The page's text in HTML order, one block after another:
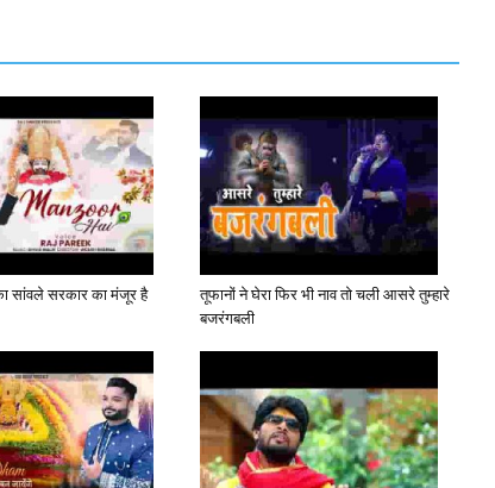
सांवले सरकार का मंजूर है
तूफानों ने घेरा फिर भी नाव तो चली आसरे तुम्हारे
बजरंगबली